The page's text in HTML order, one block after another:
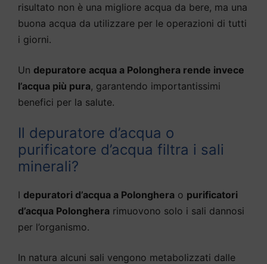
risultato non è una migliore acqua da bere, ma una
buona acqua da utilizzare per le operazioni di tutti
i giorni.
Un depuratore acqua a Polonghera rende invece
l’acqua più pura, garantendo importantissimi
benefici per la salute.
Il depuratore d’acqua o
purificatore d’acqua filtra i sali
minerali?
I depuratori d’acqua a Polonghera o purificatori
d’acqua Polonghera rimuovono solo i sali dannosi
per l’organismo.
In natura alcuni sali vengono metabolizzati dalle